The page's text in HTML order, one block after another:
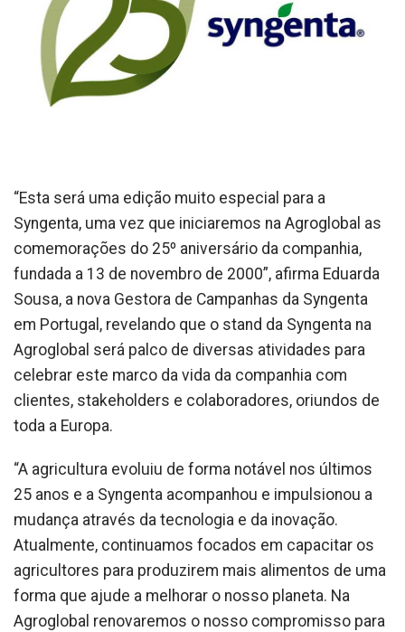
“Esta será uma edição muito especial para a
Syngenta, uma vez que iniciaremos na Agroglobal as
comemorações do 25º aniversário da companhia,
fundada a 13 de novembro de 2000”, afirma Eduarda
Sousa, a nova Gestora de Campanhas da Syngenta
em Portugal, revelando que o stand da Syngenta na
Agroglobal será palco de diversas atividades para
celebrar este marco da vida da companhia com
clientes, stakeholders e colaboradores, oriundos de
toda a Europa.
“A agricultura evoluiu de forma notável nos últimos
25 anos e a Syngenta acompanhou e impulsionou a
mudança através da tecnologia e da inovação.
Atualmente, continuamos focados em capacitar os
agricultores para produzirem mais alimentos de uma
forma que ajude a melhorar o nosso planeta. Na
Agroglobal renovaremos o nosso compromisso para